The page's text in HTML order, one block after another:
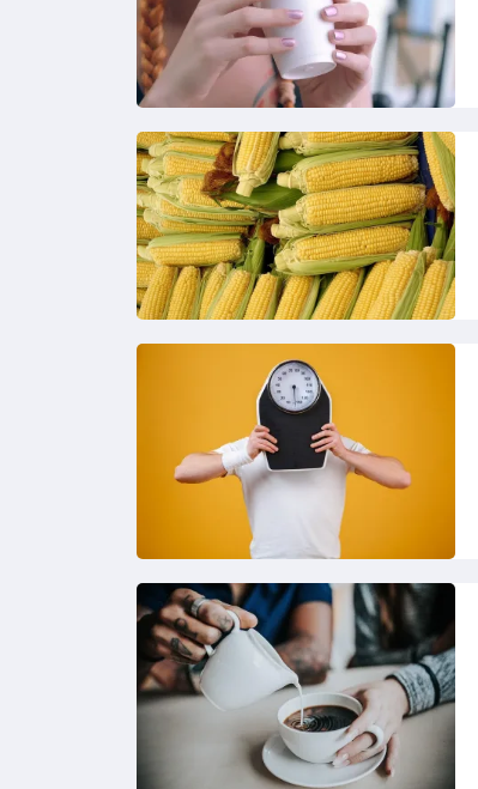
Снимка: Пиксабей
Снимка: Фрийпик